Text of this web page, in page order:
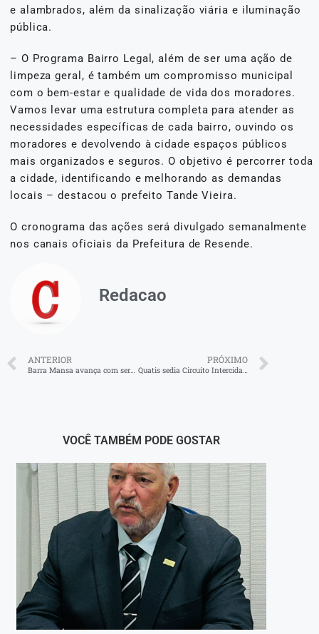
e alambrados, além da sinalização viária e iluminação
pública.
– O Programa Bairro Legal, além de ser uma ação de
limpeza geral, é também um compromisso municipal
com o bem-estar e qualidade de vida dos moradores.
Vamos levar uma estrutura completa para atender as
necessidades específicas de cada bairro, ouvindo os
moradores e devolvendo à cidade espaços públicos
mais organizados e seguros. O objetivo é percorrer toda
a cidade, identificando e melhorando as demandas
locais – destacou o prefeito Tande Vieira.
O cronograma das ações será divulgado semanalmente
nos canais oficiais da Prefeitura de Resende.
Redacao
ANTERIOR
Barra Mansa avança com serviço de Coleta Seletiva
PRÓXIMO
Quatis sedia Circuito Intercidades de Corridas
VOCÊ TAMBÉM PODE GOSTAR